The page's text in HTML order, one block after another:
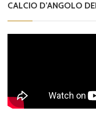
CALCIO D’ANGOLO